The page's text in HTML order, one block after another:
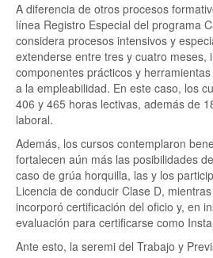
A diferencia de otros procesos
línea Registro Especial del programa
considera procesos intensivos y
extenderse entre tres y cuatro meses,
componentes prácticos y
a la empleabilidad. En este caso, los
406 y 465 horas lectivas, además de
laboral.
Además, los cursos contemplaron
fortalecen aún más las posibilidades
caso de grúa horquilla, las y los
Licencia de conducir Clase D,
incorporó certificación del oficio y, en
evaluación para certificarse como
Ante esto, la seremi del Trabajo y